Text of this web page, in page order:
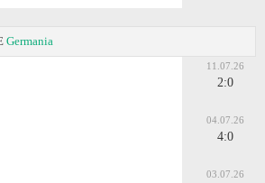
Germania
11.07.26
2:0
04.07.26
4:0
03.07.26